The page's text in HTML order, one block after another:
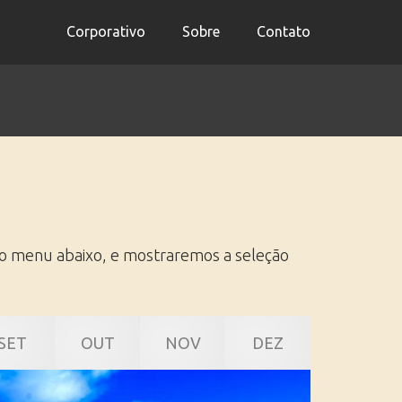
Corporativo Sobre Contato
menu abaixo, e mostraremos a seleção
OUT NOV DEZ